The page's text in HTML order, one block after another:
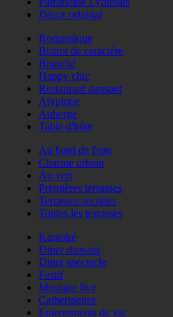
Décor original
Romantique
Bistrot de caractère
Branché
Happy chic
Restaurant dansant
Atypique
Auberge
Table d'hôte
Au bord de l'eau
Charme urbain
Au vert
Premières terrasses
Terrasses secrètes
Toutes les terrasses
Karaoké
Diner dansant
Diner spectacle
Festif
Musique live
Catherinettes
Enterrements de vie